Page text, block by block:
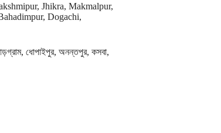
Jhikra, Makmalpur,
Dogachi,
ধোপাইপুর, অনন্তপুর, কসবা,